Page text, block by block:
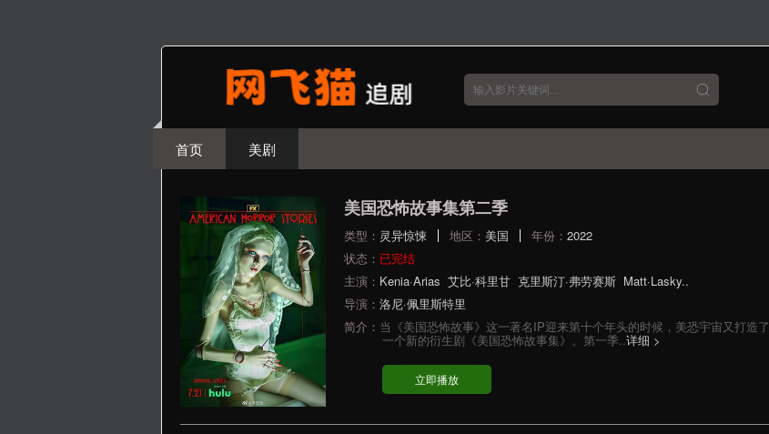
首页 美剧
美国恐怖故事集第二季
类型： 灵异惊悚 地区： 美国 年份： 2022
状态： 已完结
主演： Kenia·Arias 艾比·科里甘 克里斯汀·弗劳赛斯 Matt·Lasky..
导演： 洛尼·佩里斯特里
简介： 当《美国恐怖故事》这一著名IP迎来第十个年头的时候，美恐宇宙又打造了
一个新的衍生剧《美国恐怖故事集》。第一季..详细 >
立即播放